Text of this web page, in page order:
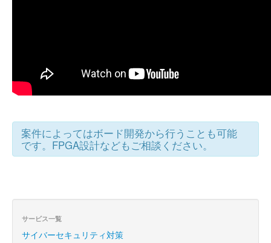
案件によってはボード開発から行うことも可能
です。FPGA設計などもご相談ください。
サービス一覧
サイバーセキュリティ対策